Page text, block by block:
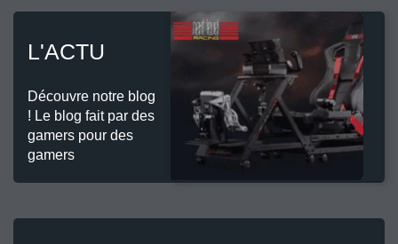
L'ACTU
Découvre notre blog
! Le blog fait par des
gamers pour des
gamers